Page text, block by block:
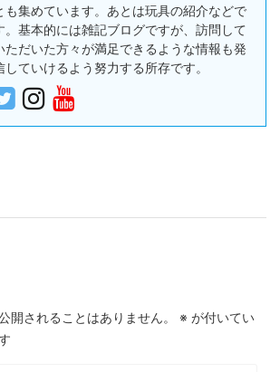
も集めています。あとは玩具の紹介などで
。基本的には雑記ブログですが、訪問して
ただいた方々が満足できるような情報も発
していけるよう努力する所存です。
開されることはありません。 ※ が付いてい